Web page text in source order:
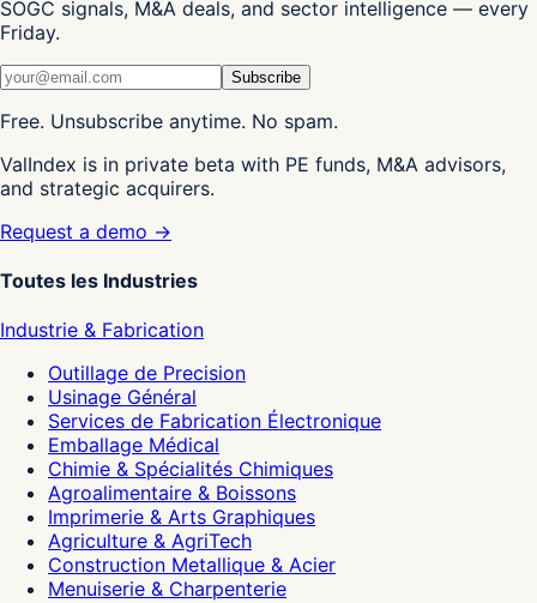
SOGC signals, M&A deals, and sector intelligence — every
Friday.
Subscribe
Free. Unsubscribe anytime. No spam.
ValIndex is in private beta with PE funds, M&A advisors,
and strategic acquirers.
Request a demo →
Toutes les Industries
Industrie & Fabrication
Outillage de Precision
Usinage Général
Services de Fabrication Électronique
Emballage Médical
Chimie & Spécialités Chimiques
Agroalimentaire & Boissons
Imprimerie & Arts Graphiques
Agriculture & AgriTech
Construction Metallique & Acier
Menuiserie & Charpenterie